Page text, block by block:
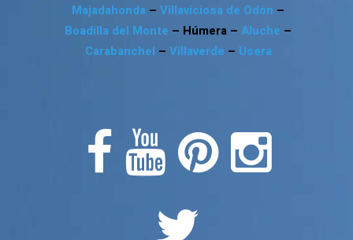
Majadahonda – Villaviciosa de Odón –
Boadilla del Monte – Húmera – Aluche –
Carabanchel – Villaverde – Usera